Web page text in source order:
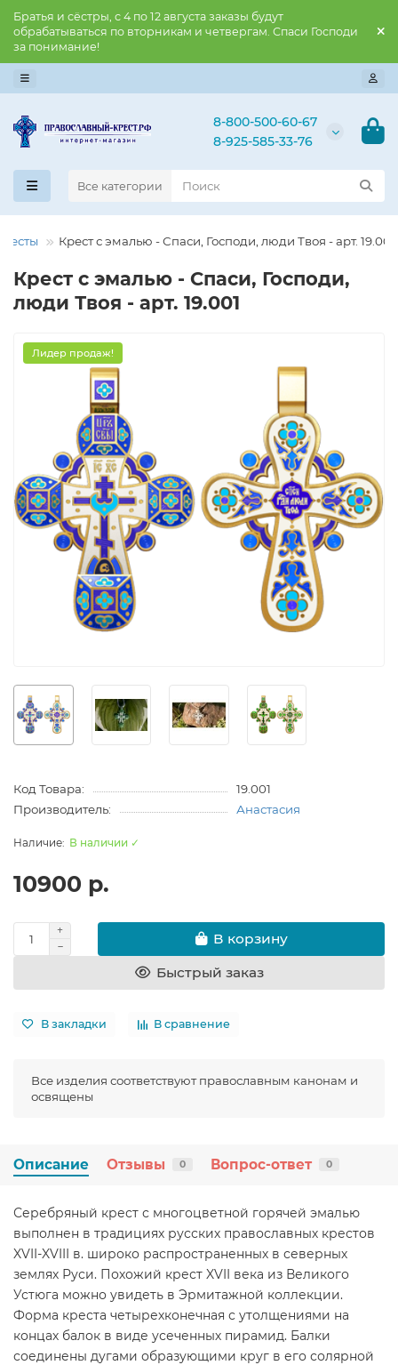
Братья и сёстры, с 4 по 12 августа заказы будут
обрабатываться по вторникам и четвергам. Спаси Господи
за понимание!
8-800-500-60-67
8-925-585-33-76
Все категории
Крест с эмалью - Спаси, Господи, люди Твоя - арт. 19.001
Крест с эмалью - Спаси, Господи,
люди Твоя - арт. 19.001
Лидер продаж!
Код Товара:
19.001
Производитель:
Анастасия
В наличии ✓
10900 р.
В корзину
Быстрый заказ
В закладки В сравнение
Все изделия соответствуют православным канонам и
освящены
Описание Отзывы 0 Вопрос-ответ 0
Серебряный крест с многоцветной горячей эмалью
выполнен в традициях русских православных крестов
XVII-XVIII в. широко распространенных в северных
землях Руси. Похожий крест XVII века из Великого
Устюга можно увидеть в Эрмитажной коллекции.
Форма креста четырехконечная с утолщениями на
концах балок в виде усеченных пирамид. Балки
соединены дугами образующими круг в его солярной